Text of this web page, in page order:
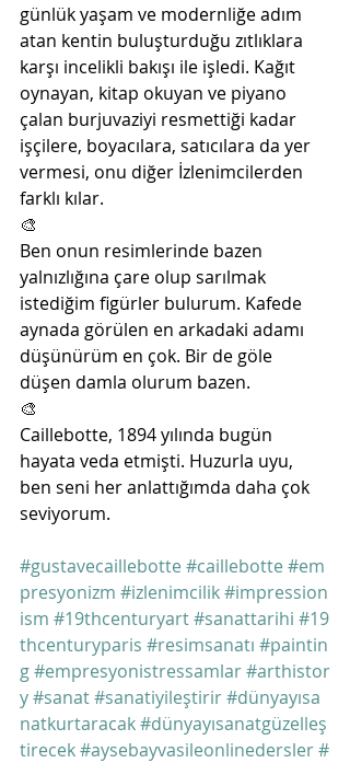
günlük yaşam ve modernliğe adım
atan kentin buluşturduğu zıtlıklara
karşı incelikli bakışı ile işledi. Kağıt
oynayan, kitap okuyan ve piyano
çalan burjuvaziyi resmettiği kadar
işçilere, boyacılara, satıcılara da yer
vermesi, onu diğer İzlenimcilerden
farklı kılar.
🎨
Ben onun resimlerinde bazen
yalnızlığına çare olup sarılmak
istediğim figürler bulurum. Kafede
aynada görülen en arkadaki adamı
düşünürüm en çok. Bir de göle
düşen damla olurum bazen.
🎨
Caillebotte, 1894 yılında bugün
hayata veda etmişti. Huzurla uyu,
ben seni her anlattığımda daha çok
seviyorum.
#gustavecaillebotte #caillebotte #em
presyonizm #izlenimcilik#impression
ism #19thcenturyart#sanattarihi #19
thcenturyparis #resimsanatı #paintin
g#empresyonistressamlar#arthistor
y#sanat#sanatiyileştirir#dünyayısa
natkurtaracak#dünyayısanatgüzelleş
tirecek#aysebayvasileonlinedersler#